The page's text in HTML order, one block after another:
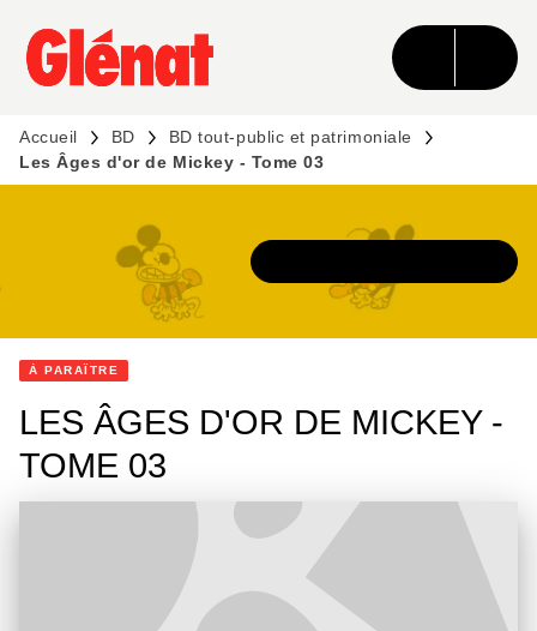
MENU RECHERCHE CONTENU
PIED DE PAGE
Accueil BD
BD tout-public et patrimoniale
Les Âges d'or de Mickey - Tome 03
À PARAÎTRE
LES ÂGES D'OR DE MICKEY -
TOME 03